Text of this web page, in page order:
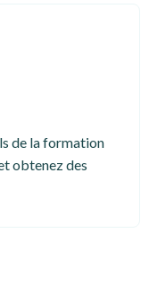
de la formation
obtenez des